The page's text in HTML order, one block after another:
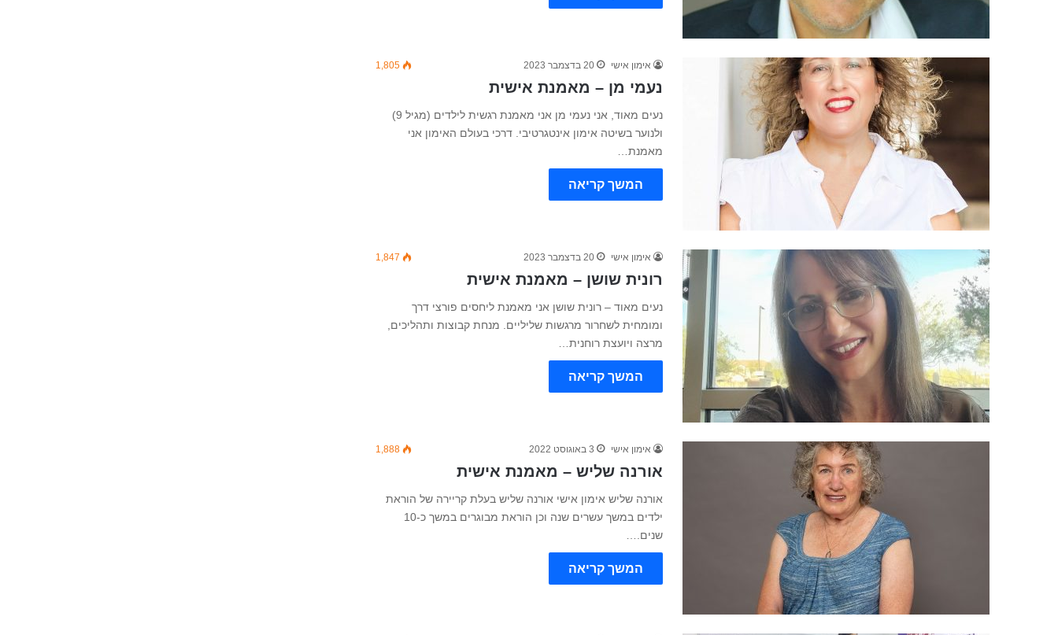
אימון אישי 20 בדצמבר 2023 1,805
נעמי מן – מאמנת אישית
נעים מאוד, אני נעמי מן אני מאמנת רגשית לילדים (מגיל 9)
ולנוער בשיטה אימון אינטגרטיבי. דרכי בעולם האימון אני
מאמנת…
המשך קריאה
אימון אישי 20 בדצמבר 2023 1,847
רונית שושן – מאמנת אישית
נעים מאוד – רונית שושן אני מאמנת ליחסים פורצי דרך
ומומחית לשחרור מרגשות שליליים. מנחת קבוצות ותהליכים,
מרצה ויועצת רוחנית…
המשך קריאה
אימון אישי 3 באוגוסט 2022 1,888
אורנה שליש – מאמנת אישית
אורנה שליש אימון אישי אורנה שליש בעלת קריירה של הוראת
ילדים במשך עשרים שנה וכן הוראת מבוגרים במשך כ-10
שנים.…
המשך קריאה